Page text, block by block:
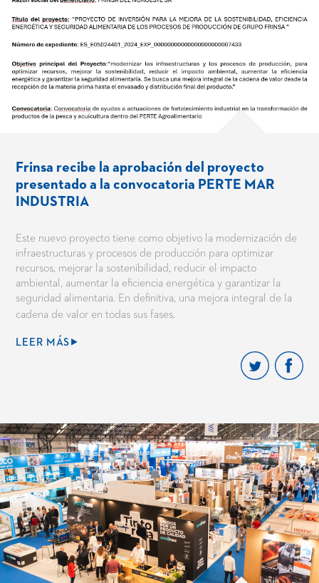
Frinsa recibe la aprobación del proyecto
presentado a la convocatoria PERTE MAR
INDUSTRIA
Este nuevo proyecto tiene como objetivo la modernización de
infraestructuras y procesos de producción para optimizar
recursos, mejorar la sostenibilidad, reducir el impacto
ambiental, aumentar la eficiencia energética y garantizar la
seguridad alimentaria. En definitiva, una mejora integral de la
cadena de valor en todas sus fases.
LEER MÁS⯈